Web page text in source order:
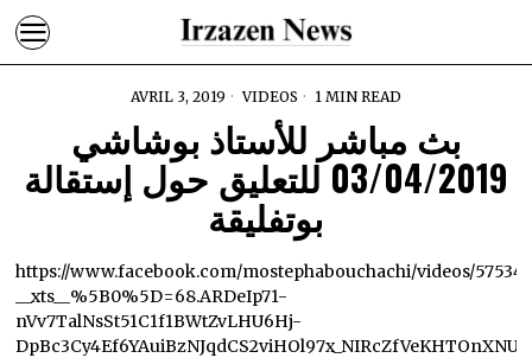
AVRIL 3, 2019 VIDEOS 1 MIN READ
بث مباشر للأستاذ بوشاشي
03/04/2019 للتعليق حول إستقالة
بوتفليقة
https://www.facebook.com/mostephabouchachi/videos/
__xts__%5B0%5D=68.ARDeIp71-
nVv7TalNsSt51C1f1BWtZvLHU6Hj-